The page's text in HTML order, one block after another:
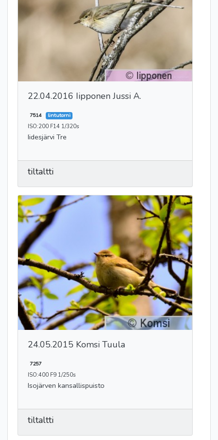
22.04.2016 Iipponen Jussi A.
7514 lintutorni
ISO:200 F14 1/320s
Iidesjärvi Tre
tiltaltti
24.05.2015 Komsi Tuula
7257
ISO:400 F9 1/250s
Isojärven kansallispuisto
tiltaltti